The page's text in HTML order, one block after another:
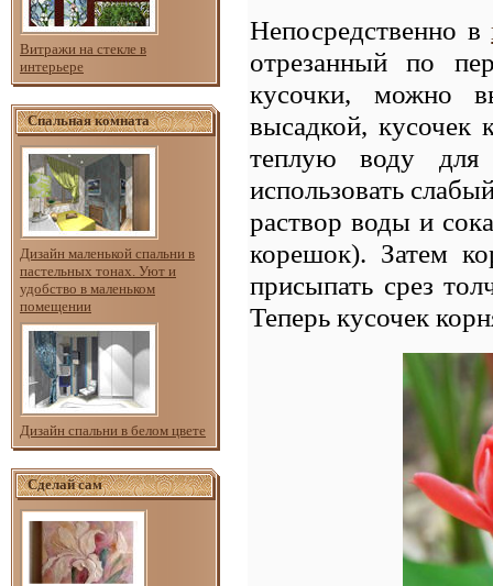
Витражи на стекле в
интерьере
Спальная комната
Дизайн маленькой спальни в
пастельных тонах. Уют и
удобство в маленьком
помещении
Дизайн спальни в белом цвете
Сделай сам
Непосредственно в
отрезанный по
кусочки, можно
высадкой, кусочек
теплую воду
использовать
раствор воды и
корешок). Затем
присыпать срез
Теперь кусочек